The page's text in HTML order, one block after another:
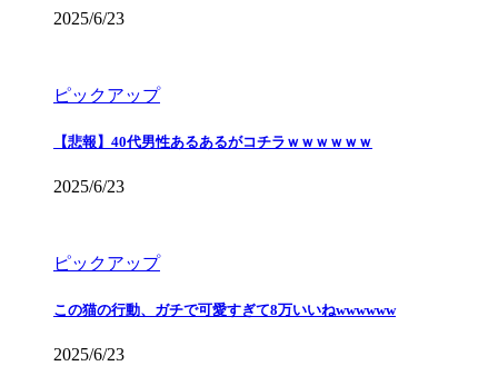
2025/6/23
ピックアップ
【悲報】40代男性あるあるがコチラｗｗｗｗｗｗ
2025/6/23
ピックアップ
この猫の行動、ガチで可愛すぎて8万いいねwwwwww
2025/6/23